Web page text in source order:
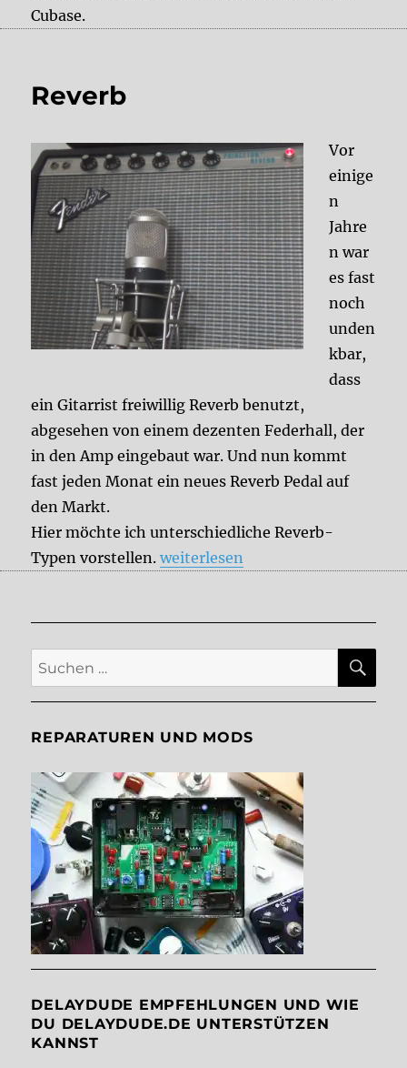
Cubase.
Reverb
Vor
einige
n
Jahre
n war
es fast
noch
unden
kbar,
dass
ein Gitarrist freiwillig Reverb benutzt,
abgesehen von einem dezenten Federhall, der
in den Amp eingebaut war. Und nun kommt
fast jeden Monat ein neues Reverb Pedal auf
den Markt.
Hier möchte ich unterschiedliche Reverb-
Typen vorstellen.„Reverb“
weiterlesen
Suche
nach:
REPARATUREN UND MODS
DELAYDUDE EMPFEHLUNGEN UND WIE
DU DELAYDUDE.DE UNTERSTÜTZEN
KANNST